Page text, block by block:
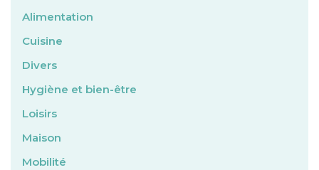
Alimentation
Cuisine
Divers
Hygiène et bien-être
Loisirs
Maison
Mobilité